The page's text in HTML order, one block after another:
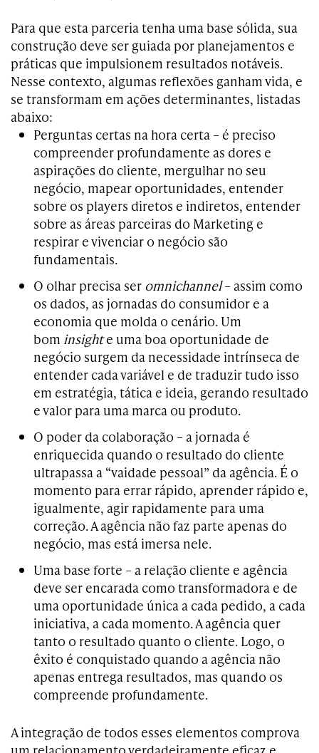
Para que esta parceria tenha uma base sólida, sua
construção deve ser guiada por planejamentos e
práticas que impulsionem resultados notáveis.
Nesse contexto, algumas reflexões ganham vida, e
se transformam em ações determinantes, listadas
abaixo:
Perguntas certas na hora certa – é preciso
compreender profundamente as dores e
aspirações do cliente, mergulhar no seu
negócio, mapear oportunidades, entender
sobre os players diretos e indiretos, entender
sobre as áreas parceiras do Marketing e
respirar e vivenciar o negócio são
fundamentais.
O olhar precisa ser omnichannel– assim como
os dados, as jornadas do consumidor e a
economia que molda o cenário. Um
bom insighte uma boa oportunidade de
negócio surgem da necessidade intrínseca de
entender cada variável e de traduzir tudo isso
em estratégia, tática e ideia, gerando resultado
e valor para uma marca ou produto.
O poder da colaboração – a jornada é
enriquecida quando o resultado do cliente
ultrapassa a “vaidade pessoal” da agência. É o
momento para errar rápido, aprender rápido e,
igualmente, agir rapidamente para uma
correção. A agência não faz parte apenas do
negócio, mas está imersa nele.
Uma base forte – a relação cliente e agência
deve ser encarada como transformadora e de
uma oportunidade única a cada pedido, a cada
iniciativa, a cada momento. A agência quer
tanto o resultado quanto o cliente. Logo, o
êxito é conquistado quando a agência não
apenas entrega resultados, mas quando os
compreende profundamente.
A integração de todos esses elementos comprova